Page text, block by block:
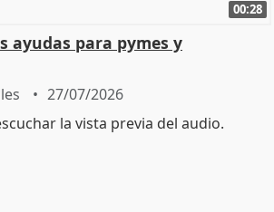
00:28
ayudas para pymes y
27/07/2026